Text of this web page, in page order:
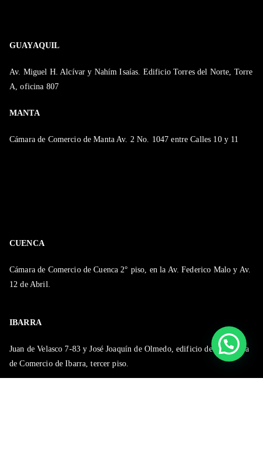
GUAYAQUIL
Av. Miguel H. Alcívar y Nahím Isaías. Edificio Torres del Norte, Torre
A, oficina 807
MANTA
Cámara de Comercio de Manta Av. 2 No. 1047 entre Calles 10 y 11
CUENCA
Cámara de Comercio de Cuenca 2° piso, en la Av. Federico Malo y Av.
12 de Abril.
IBARRA
Juan de Velasco 7-83 y José Joaquín de Olmedo, edificio de la Cámara
de Comercio de Ibarra, tercer piso.